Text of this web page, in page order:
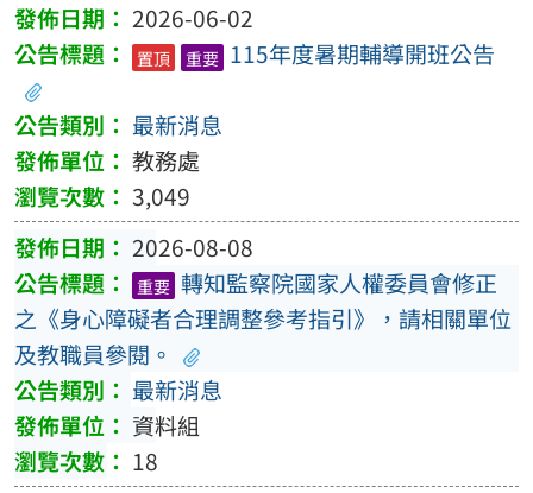
2026-06-02
置頂 重要 115年度暑期輔導開班公告
最新消息
教務處
3,049
2026-08-08
重要 轉知監察院國家人權委員會修正
之《身心障礙者合理調整參考指引》，請相關單位
及教職員參閱。
最新消息
資料組
18